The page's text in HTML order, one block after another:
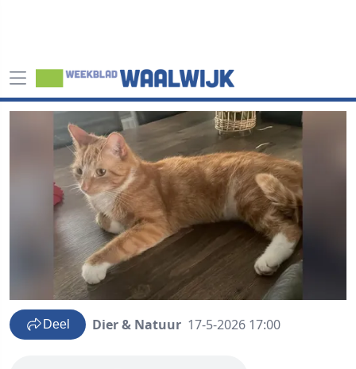
Deel Dier & Natuur 17-5-2026 17:00